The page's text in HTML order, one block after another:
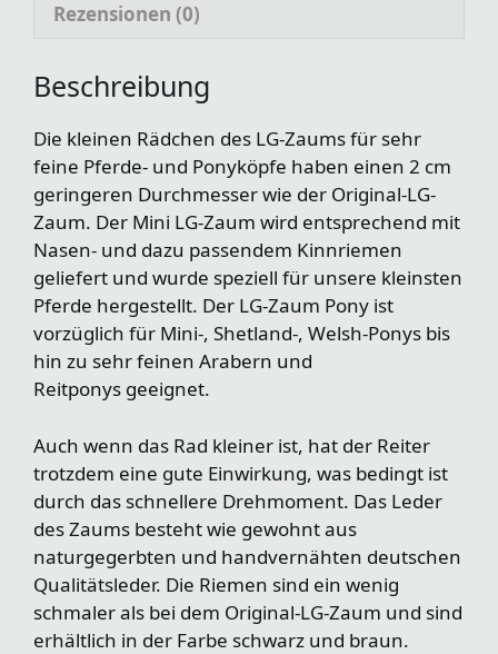
Rezensionen (0)
Beschreibung
Die kleinen Rädchen des LG-Zaums für sehr
feine Pferde- und Ponyköpfe haben einen 2 cm
geringeren Durchmesser wie der Original-LG-
Zaum. Der Mini LG-Zaum wird entsprechend mit
Nasen- und dazu passendem Kinnriemen
geliefert und wurde speziell für unsere kleinsten
Pferde hergestellt. Der LG-Zaum Pony ist
vorzüglich für Mini-, Shetland-, Welsh-Ponys bis
hin zu sehr feinen Arabern und
Reitponys geeignet.
Auch wenn das Rad kleiner ist, hat der Reiter
trotzdem eine gute Einwirkung, was bedingt ist
durch das schnellere Drehmoment. Das Leder
des Zaums besteht wie gewohnt aus
naturgegerbten und handvernähten deutschen
Qualitätsleder. Die Riemen sind ein wenig
schmaler als bei dem Original-LG-Zaum und sind
erhältlich in der Farbe schwarz und braun.